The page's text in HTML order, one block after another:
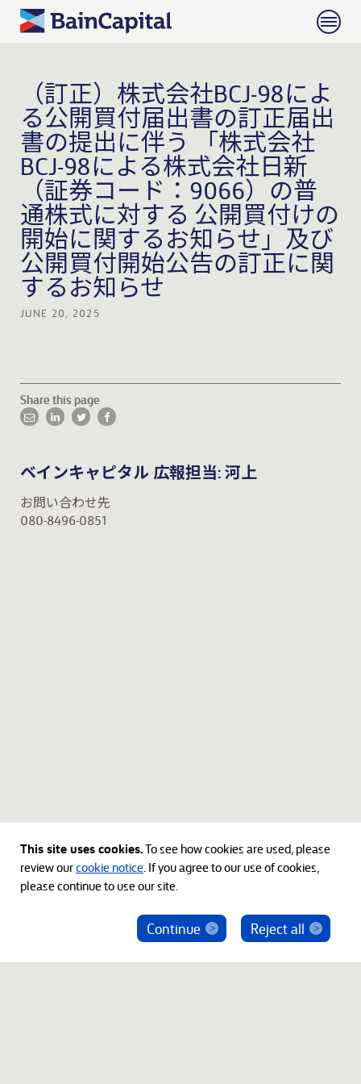
（訂正）株式会社BCJ-98によ
る公開買付届出書の訂正届出
書の提出に伴う 「株式会社
BCJ-98による株式会社日新
（証券コード：9066）の普
通株式に対する 公開買付けの
開始に関するお知らせ」及び
公開買付開始公告の訂正に関
するお知らせ
JUNE 20, 2025
Share this page
ベインキャピタル 広報担当: 河上
お問い合わせ先
080-8496-0851
ベインキャピタル社員を騙った投資勧誘にご注意
This site uses cookies.To see how cookies are used, please
review ourcookie notice. If you agree to our use of cookies,
please continue to use our site.
Reject all
Continue